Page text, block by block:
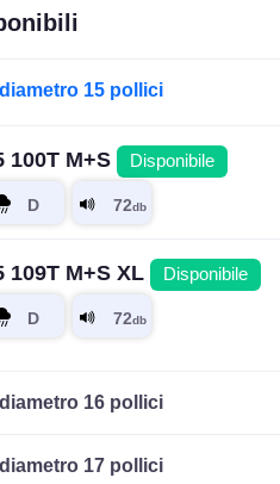
15 pollici
100T M+S Disponibile
109T M+S XL Disponibile
16 pollici
17 pollici